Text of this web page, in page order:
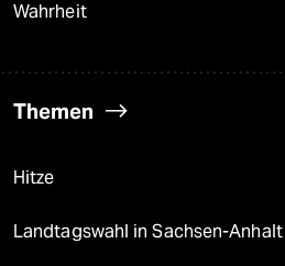
Wahrheit
Themen
Hitze
Landtagswahl in Sachsen-Anhalt